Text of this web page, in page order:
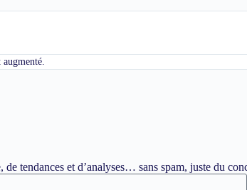
tendances et d’analyses… sans spam, juste du